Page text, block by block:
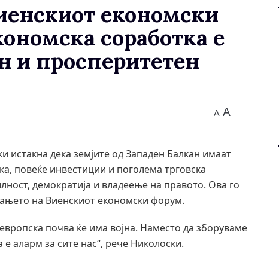
економски
соработка е
и просперитетен
A A
дека земјите од Западен Балкан имаат
повеќе инвестиции и поголема трговска
демократија и владеење на правото. Ова го
на Виенскиот економски форум.
почва ќе има војна. Наместо да зборуваме
аларм за сите нас“, рече Николоски.